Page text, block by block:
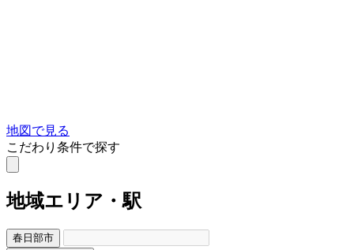
地図で見る
こだわり条件で探す
地域エリア・駅
春日部市